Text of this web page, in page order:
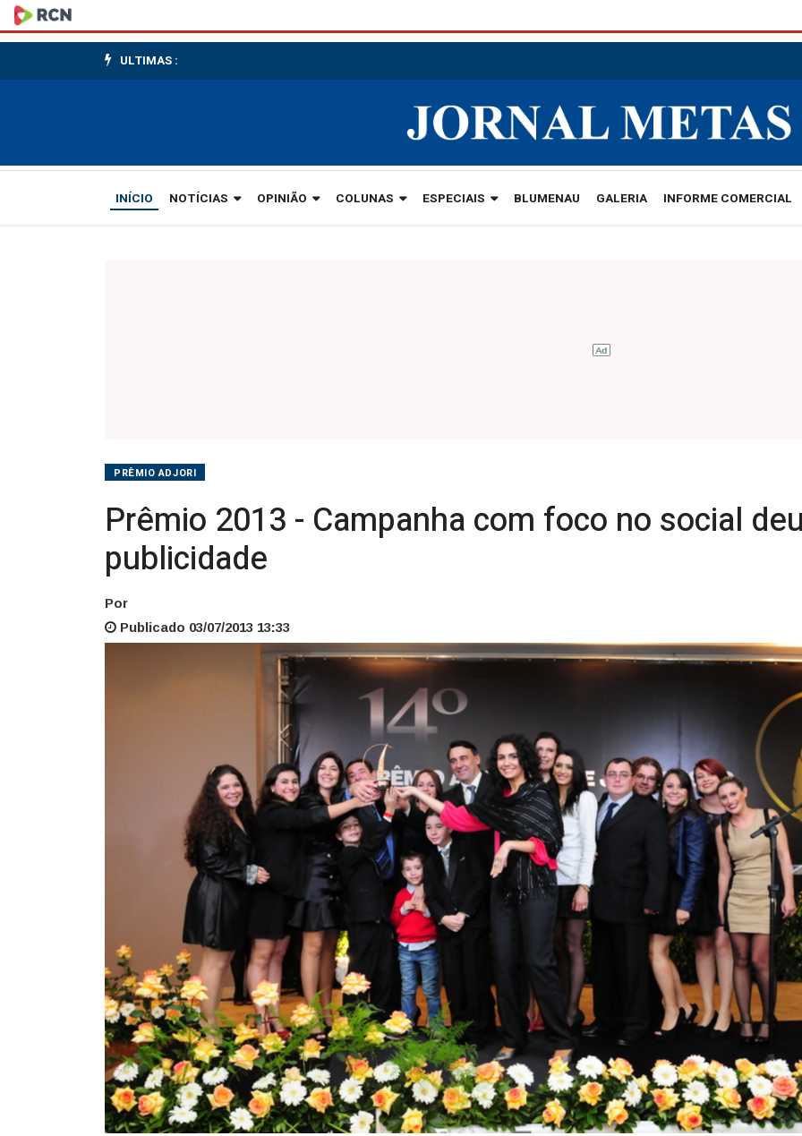
Prêmio
2013
-
com
ULTIMAS :
INÍCIO NOTÍCIAS OPINIÃO COLUNAS ESPECIAIS BLUMENAU GALERIA INFORME COMERCIAL
PRÊMIO ADJORI
Prêmio 2013 - Campanha com foco no social
publicidade
Por
Publicado 03/07/2013 13:33